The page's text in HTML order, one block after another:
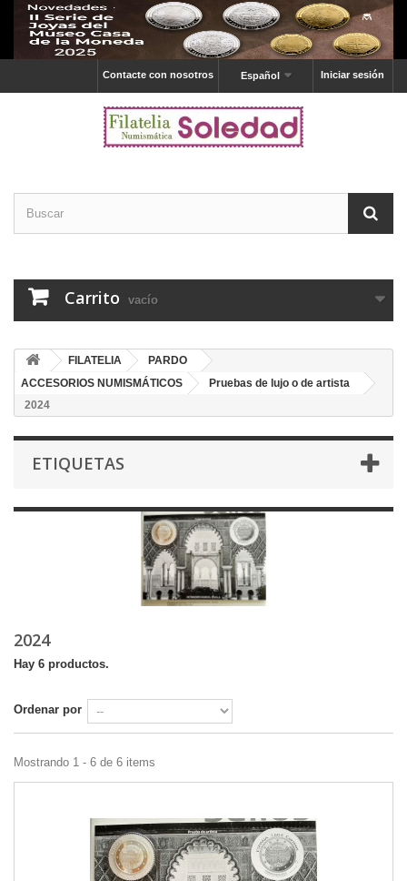
Iniciar sesión
Español
Contacte con nosotros
Carrito vacío
FILATELIA
PARDO
ACCESORIOS NUMISMÁTICOS
Pruebas de lujo o de artista
2024
ETIQUETAS
2024
Hay 6 productos.
Ordenar por
Mostrando 1 - 6 de 6 items